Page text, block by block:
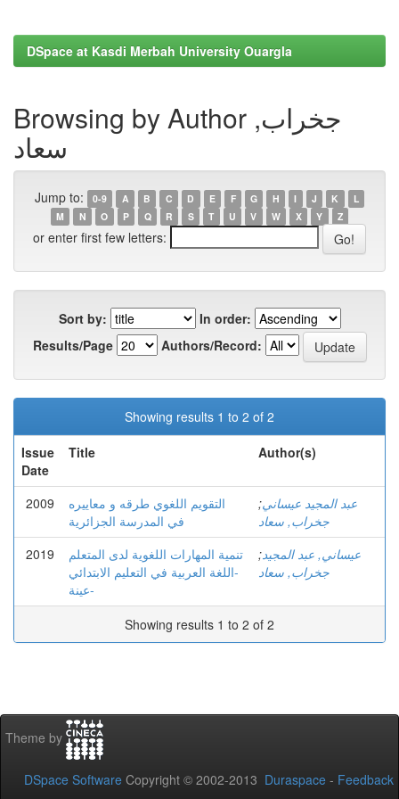
DSpace at Kasdi Merbah University Ouargla
Browsing by Author جخراب,
سعاد
Jump to: 0-9 A B C D E F G H I J K
L
M
N O P Q R S T U V W X Y Z
or enter first few letters:
Sort by:
In order:
Results/Page
Authors/Record:
Showing results 1 to 2 of 2
Issue
Date
Title Author(s)
2009
التقويم اللغوي طرقه و معاييره
في المدرسة الجزائرية
عبد المجيد عيساني;
جخراب, سعاد
2019
تنمية المهارات اللغوية لدى المتعلم
-اللغة العربية في التعليم الابتدائي
عينة-
عيساني, عبد المجيد;
جخراب, سعاد
Showing results 1 to 2 of 2
Theme by
DSpace Software Copyright © 2002-2013 Duraspace - Feedback